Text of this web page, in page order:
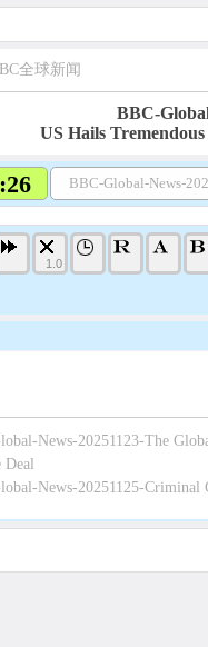
全球新闻
BBC-
US Hails
BBC-Global-News-
1.0
News-20251123-The
News-20251125-Criminal